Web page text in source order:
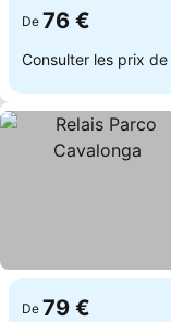
De 76 €
Consulter les prix de
De 79 €